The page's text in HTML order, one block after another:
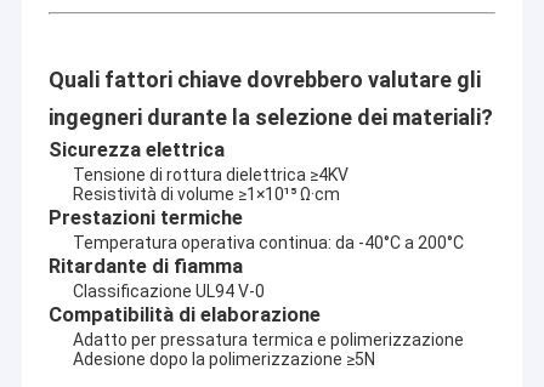
Nastro del panno di vetro del di alluminio
La stagnola ha affrontato la carta kraft
Panno della vetroresina del di alluminio
Nastro della tela della stagnola
Nastro di condotta del panno
Doppio nastro adesivo parteggiato
Nastro adesivo dell'ANIMALE DOMESTICO
Quali fattori chiave dovrebbero valutare gli
ingegneri durante la selezione dei materiali?
Sicurezza elettrica
Tensione di rottura dielettrica ≥4KV
Resistività di volume ≥1×10¹⁵ Ω·cm
Prestazioni termiche
Temperatura operativa continua: da -40°C a 200°C
Ritardante di fiamma
Classificazione UL94 V-0
Compatibilità di elaborazione
Adatto per pressatura termica e polimerizzazione
Adesione dopo la polimerizzazione ≥5N
Il nostro core business
Ci concentriamo sull'esportazione e sulla trasformazione di
beni industriali, con linee di prodotti principali che includono:
· Prodotti per l'isolamento elettrico – Soluzioni affidabili per
l'alimentazione e l'elettronica.
· Prodotti per l'isolamento termico – Applicazioni di risparmio
energetico per l'edilizia, l'industria e la catena del freddo.
·Nastri adesivi industriali – Al servizio dell'imballaggio,
dell'elettronica, dell'automotive e altro ancora.
·Parti meccaniche e prodotti in metallo – Per macchinari,
strutture e attrezzature industriali.
Continuiamo ad espandere la nostra offerta per soddisfare in
modo flessibile le esigenze del mercato globale.